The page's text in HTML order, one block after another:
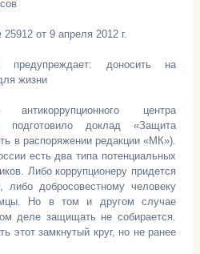
от 9 апреля 2012 г.
предупреждает: доносить на
жизни
антикоррупционного центра
подготовило доклад «Защита
в распоряжении редакции «МК»).
есть два типа потенциальных
Либо коррупционеру придется
добросовестному человеку
Но в том и другом случае
деле защищать не собирается.
этот замкнутый круг, но не ранее